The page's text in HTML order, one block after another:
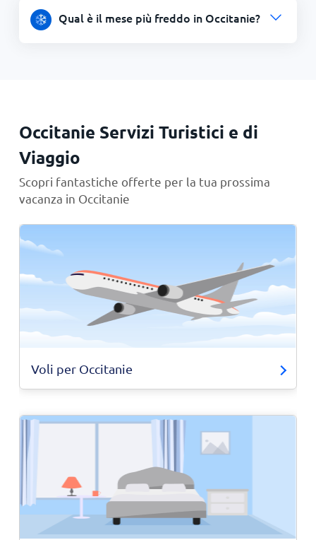
Qual è il mese più freddo in Occitanie?
Occitanie Servizi Turistici e di
Viaggio
Scopri fantastiche offerte per la tua prossima
vacanza in Occitanie
Voli per Occitanie